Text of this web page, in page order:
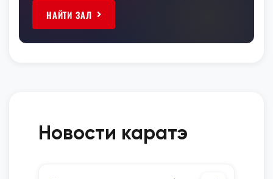
НАЙТИ ЗАЛ
Новости каратэ